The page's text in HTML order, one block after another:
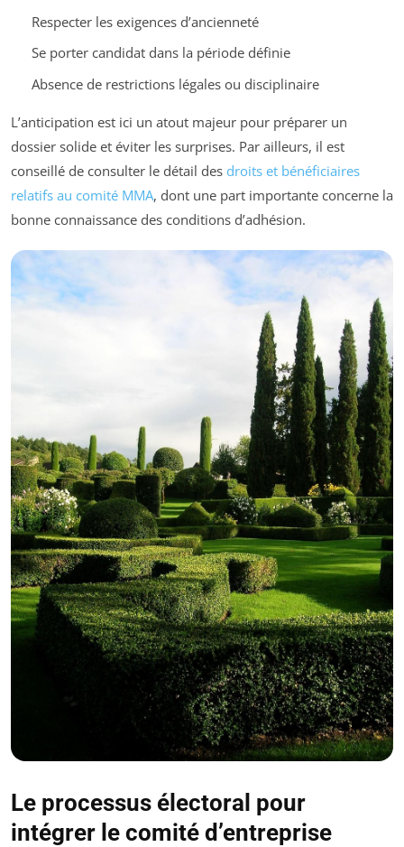
Respecter les exigences d’ancienneté
Se porter candidat dans la période définie
Absence de restrictions légales ou disciplinaire
L’anticipation est ici un atout majeur pour préparer un
dossier solide et éviter les surprises. Par ailleurs, il est
conseillé de consulter le détail des droits et bénéficiaires
relatifs au comité MMA, dont une part importante concerne la
bonne connaissance des conditions d’adhésion.
Le processus électoral pour
intégrer le comité d’entreprise